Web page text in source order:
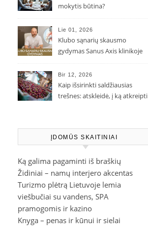
mokytis būtina?
Lie 01, 2026
Klubo sąnarių skausmo
gydymas Sanus Axis klinikoje
Bir 12, 2026
Kaip išsirinkti saldžiausias
trešnes: atskleidė, į ką atkreipti
ĮDOMŪS SKAITINIAI
Ką galima pagaminti iš braškių
Židiniai – namų interjero akcentas
Turizmo plėtrą Lietuvoje lemia
viešbučiai su vandens, SPA
pramogomis ir kazino
Knyga – penas ir kūnui ir sielai